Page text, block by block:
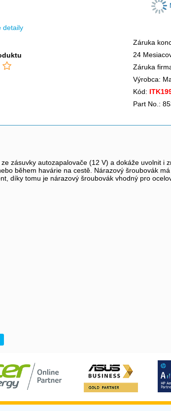
detaily
Záruka
24
Záruka
Výrobca:
Kód:
Part No.:
zásuvky autozapalovače (12 V) a dokáže uvolnit i
během havárie na cestě. Nárazový šroubovák
díky tomu je nárazový šroubovák vhodný pro